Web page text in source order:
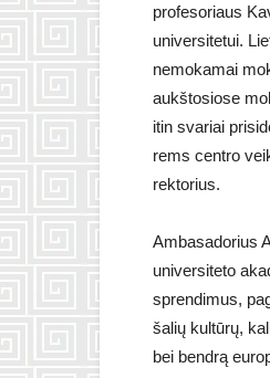
profesoriaus
universitetui.
nemokamai
aukštosiose
itin svariai
rems centro
rektorius.
Ambasadorius
universiteto
sprendimus,
šalių kultūrų,
bei bendrą